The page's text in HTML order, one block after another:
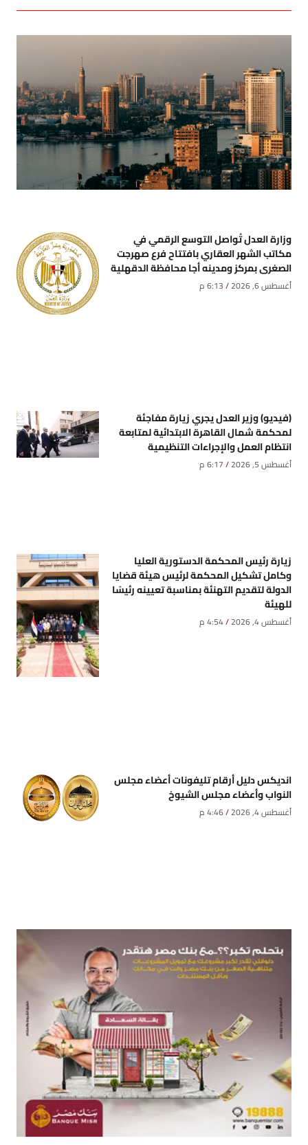
وزارة العدل تُواصل التوسع الرقمي في
مكاتب الشهر العقاري بافتتاح فرع صهرجت
الصغرى بمركز ومدينه أجا محافظة الدقهلية
أغسطس 6, 2026
(فيديو) وزير العدل يجري زيارة مفاجئة
لمحكمة شمال القاهرة الابتدائية لمتابعة
انتظام العمل والإجراءات التنظيمية
أغسطس 5, 2026
زيارة رئيس المحكمة الدستورية العليا
وكامل تشكيل المحكمة لرئيس هيئة قضايا
الدولة لتقديم التهنئة بمناسبة تعيينه رئيسًا
للهيئة
أغسطس 4, 2026
انديكس دليل أرقام تليفونات أعضاء مجلس
النواب وأعضاء مجلس الشيوخ
أغسطس 4, 2026